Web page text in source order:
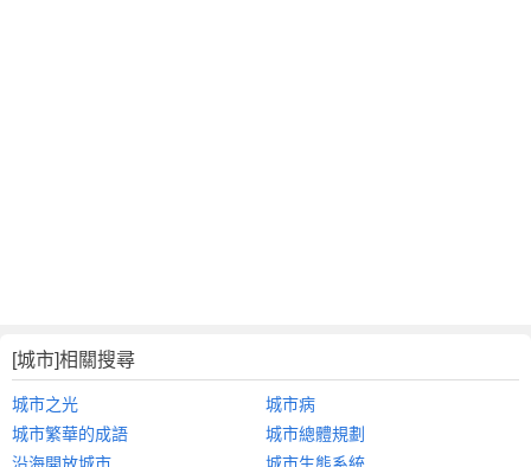
[城市]相關搜尋
城市之光
城市病
城市繁華的成語
城市總體規劃